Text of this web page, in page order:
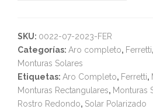
SKU: 0022-07-2023-FER
Categorías: Aro completo, Ferretti,
Monturas Solares
Etiquetas: Aro Completo, Ferretti,
Monturas Rectangulares, Monturas
Rostro Redondo, Solar Polarizado